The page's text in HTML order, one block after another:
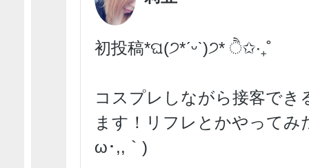
初投稿*ଘ(੭*ˊᵕˋ)੭* ੈ✩‧₊˚
コスプレしながら接客でき
ます！リフレとかやってみ
ω･,,｀)